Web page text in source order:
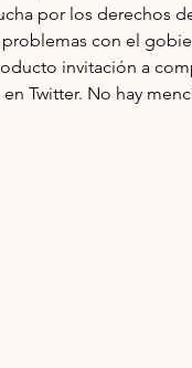
por los derechos
con el
Twitter. No hay